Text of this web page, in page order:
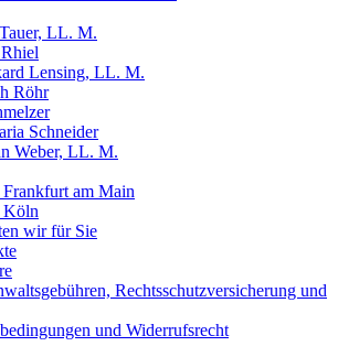
LL. M.
Lensing, LL. M.
Röhr
Schneider
Weber, LL. M.
Frankfurt am Main
Köln
wir für Sie
Rechtsschutzversicherung und
und Widerrufsrecht